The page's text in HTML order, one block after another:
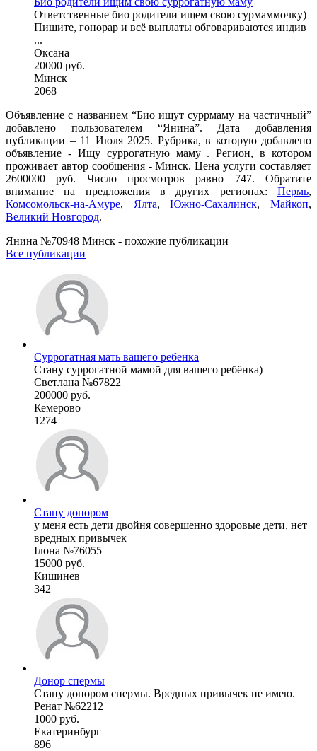
Ответственные био родители ищем свою сурмаммочку)
Пишите, гонорар и всё выплаты обговариваются индив
...
Оксана
20000 руб.
Минск
2068
Объявление с названием “Био ищут суррмаму на частичный”
добавлено пользователем “Янина”. Дата добавления
публикации – 11 Июля 2025. Рубрика, в которую добавлено
объявление - Ищу суррогатную маму . Регион, в котором
проживает автор сообщения - Минск. Цена услуги составляет
2600000 руб. Число просмотров равно 747. Обратите
внимание на предложения в других регионах: Пермь,
Комсомольск-на-Амуре, Ялта,Южно-Сахалинск,Майкоп,
Великий Новгород.
Янина №70948 Минск - похожие публикации
Все публикации
Суррогатная мать вашего ребенка
Стану суррогатной мамой для вашего ребёнка)
Светлана №67822
200000 руб.
Кемерово
1274
Стану донором
у меня есть дети двойня совершенно здоровые дети, нет
вредных привычек
Ілона №76055
15000 руб.
Кишинев
342
Донор спермы
Стану донором спермы. Вредных привычек не имею.
Ренат №62212
1000 руб.
Екатеринбург
896